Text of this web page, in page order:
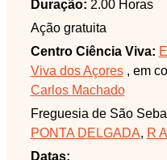
Duração: 2.00 Horas
Ação gratuita
Centro Ciência Viva:
Viva dos Açores, em
Carlos Machado
Freguesia de São
PONTA DELGADA, R
Datas: